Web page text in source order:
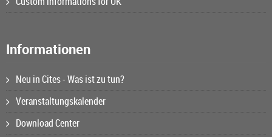
Informationen
Neu in Cites - Was ist zu tun?
Veranstaltungskalender
Download Center